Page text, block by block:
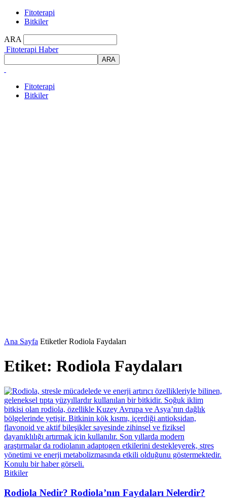
Fitoterapi
Bitkiler
ARA
Fitoterapi Haber
Fitoterapi
Bitkiler
Ana Sayfa Etiketler Rodiola Faydaları
Etiket: Rodiola Faydaları
Bitkiler
Rodiola Nedir? Rodiola’nın Faydaları Nelerdir?